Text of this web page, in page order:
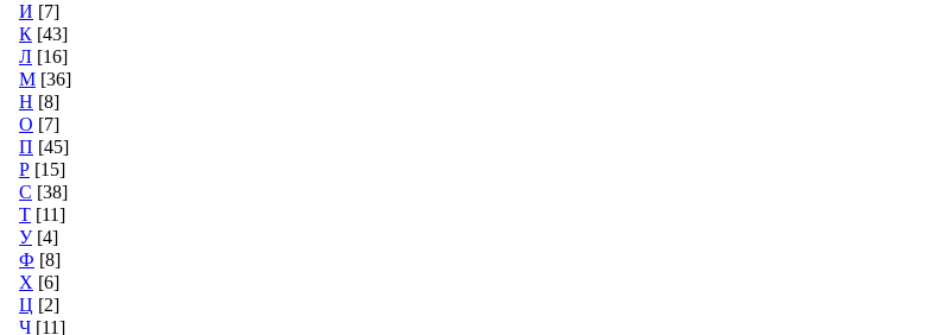
И [7]
К [43]
Л [16]
М [36]
Н [8]
О [7]
П [45]
Р [15]
С [38]
Т [11]
У [4]
Ф [8]
Х [6]
Ц [2]
Ч [11]